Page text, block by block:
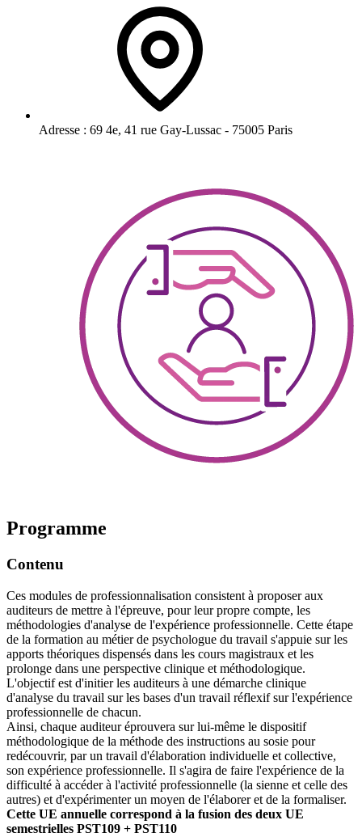
Adresse : 69 4e, 41 rue Gay-Lussac - 75005 Paris
Programme
Contenu
Ces modules de professionnalisation consistent à proposer aux
auditeurs de mettre à l'épreuve, pour leur propre compte, les
méthodologies d'analyse de l'expérience professionnelle. Cette étape
de la formation au métier de psychologue du travail s'appuie sur les
apports théoriques dispensés dans les cours magistraux et les
prolonge dans une perspective clinique et méthodologique.
L'objectif est d'initier les auditeurs à une démarche clinique
d'analyse du travail sur les bases d'un travail réflexif sur l'expérience
professionnelle de chacun.
Ainsi, chaque auditeur éprouvera sur lui-même le dispositif
méthodologique de la méthode des instructions au sosie pour
redécouvrir, par un travail d'élaboration individuelle et collective,
son expérience professionnelle. Il s'agira de faire l'expérience de la
difficulté à accéder à l'activité professionnelle (la sienne et celle des
autres) et d'expérimenter un moyen de l'élaborer et de la formaliser.
Cette UE annuelle correspond à la fusion des deux UE
semestrielles PST109 + PST110